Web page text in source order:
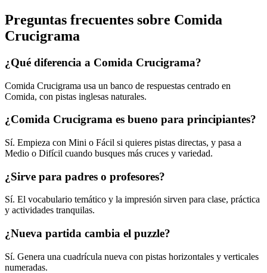
Preguntas frecuentes sobre Comida
Crucigrama
¿Qué diferencia a Comida Crucigrama?
Comida Crucigrama usa un banco de respuestas centrado en
Comida, con pistas inglesas naturales.
¿Comida Crucigrama es bueno para principiantes?
Sí. Empieza con Mini o Fácil si quieres pistas directas, y pasa a
Medio o Difícil cuando busques más cruces y variedad.
¿Sirve para padres o profesores?
Sí. El vocabulario temático y la impresión sirven para clase, práctica
y actividades tranquilas.
¿Nueva partida cambia el puzzle?
Sí. Genera una cuadrícula nueva con pistas horizontales y verticales
numeradas.